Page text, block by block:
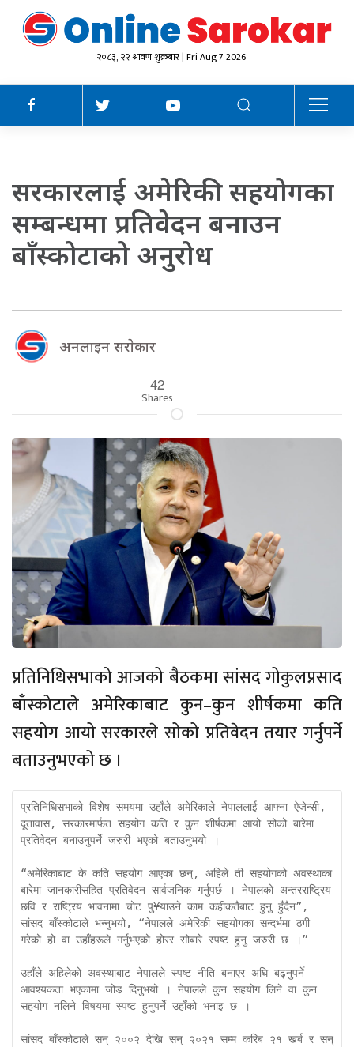
२०८३, २२ श्रावण शुक्रबार | Fri Aug 7 2026
सरकारलाई अमेरिकी सहयोगका
सम्बन्धमा प्रतिवेदन बनाउन
बाँस्कोटाको अनुरोध
अनलाइन सराेकार
42
Shares
प्रतिनिधिसभाको आजको बैठकमा सांसद गोकुलप्रसाद
बाँस्कोटाले अमेरिकाबाट कुन–कुन शीर्षकमा कति
सहयोग आयो सरकारले सोको प्रतिवेदन तयार गर्नुपर्ने
बताउनुभएको छ ।
प्रतिनिधिसभाको विशेष समयमा उहाँले अमेरिकाले नेपाललाई आफ्ना ऐजेन्सी,
दूतावास, सरकारमार्फत सहयोग कति र कुन शीर्षकमा आयो सोको बारेमा
प्रतिवेदन बनाउनुपर्ने जरुरी भएको बताउनुभयो ।
“अमेरिकाबाट के कति सहयोग आएका छन्, अहिले ती सहयोगको अवस्थाका
बारेमा जानकारीसहित प्रतिवेदन सार्वजनिक गर्नुपर्छ । नेपालको अन्तरराष्ट्रिय
छवि र राष्ट्रिय भावनामा चोट पु¥याउने काम कहीकतैबाट हुनु हुँदैन”,
सांसद बाँस्कोटाले भन्नुभयो, “नेपालले अमेरिकी सहयोगका सन्दर्भमा ठगी
गरेको हो वा उहाँहरूले गर्नुभएको होरर सोबारे स्पष्ट हुनु जरुरी छ ।”
उहाँले अहिलेको अवस्थाबाट नेपालले स्पष्ट नीति बनाएर अघि बढ्नुपर्ने
आवश्यकता भएकामा जोड दिनुभयो । नेपालले कुन सहयोग लिने वा कुन
सहयोग नलिने विषयमा स्पष्ट हुनुपर्ने उहाँको भनाइ छ ।
सांसद बाँस्कोटाले सन् २००२ देखि सन् २०२१ सम्म करिब २१ खर्ब र सन्